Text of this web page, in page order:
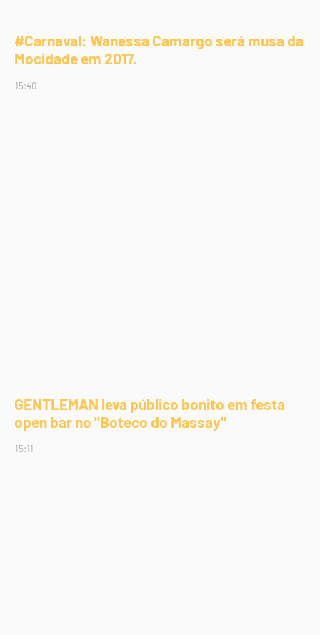
#Carnaval: Wanessa Camargo será musa da
Mocidade em 2017.
15:40
GENTLEMAN leva público bonito em festa
open bar no "Boteco do Massay"
15:11